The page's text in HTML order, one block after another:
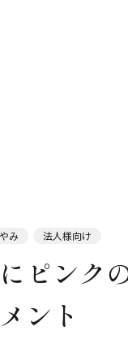
み 法人様向け
ピンク
ント